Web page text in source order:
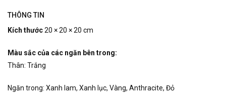
THÔNG TIN
Kích thước20 × 20 × 20 cm
Màu sắc của các ngăn bên trong:
Thân: Trắng
Ngăn trong: Xanh lam, Xanh lục, Vàng, Anthracite, Đỏ